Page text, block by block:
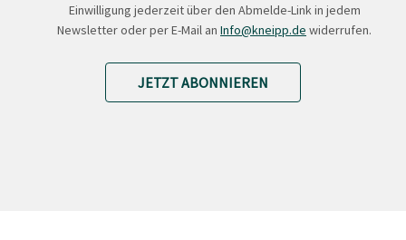
Einwilligung jederzeit über den Abmelde-Link in jedem
Newsletter oder per E-Mail an Info@kneipp.de widerrufen.
JETZT ABONNIEREN